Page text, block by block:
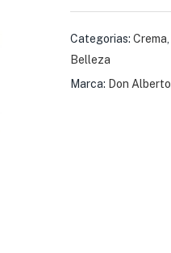
Categorias: Crema
Belleza
Marca: Don Alberto